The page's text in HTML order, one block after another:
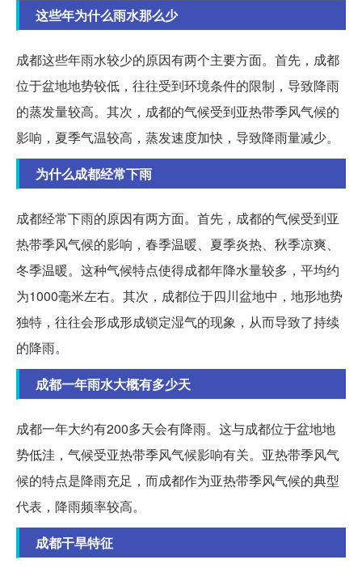
这些年为什么雨水那么少
成都这些年雨水较少的原因有两个主要方面。首先，成都
位于盆地地势较低，往往受到环境条件的限制，导致降雨
的蒸发量较高。其次，成都的气候受到亚热带季风气候的
影响，夏季气温较高，蒸发速度加快，导致降雨量减少。
为什么成都经常下雨
成都经常下雨的原因有两方面。首先，成都的气候受到亚
热带季风气候的影响，春季温暖、夏季炎热、秋季凉爽、
冬季温暖。这种气候特点使得成都年降水量较多，平均约
为1000毫米左右。其次，成都位于四川盆地中，地形地势
独特，往往会形成形成锁定湿气的现象，从而导致了持续
的降雨。
成都一年雨水大概有多少天
成都一年大约有200多天会有降雨。这与成都位于盆地地
势低洼，气候受亚热带季风气候影响有关。亚热带季风气
候的特点是降雨充足，而成都作为亚热带季风气候的典型
代表，降雨频率较高。
成都干旱特征